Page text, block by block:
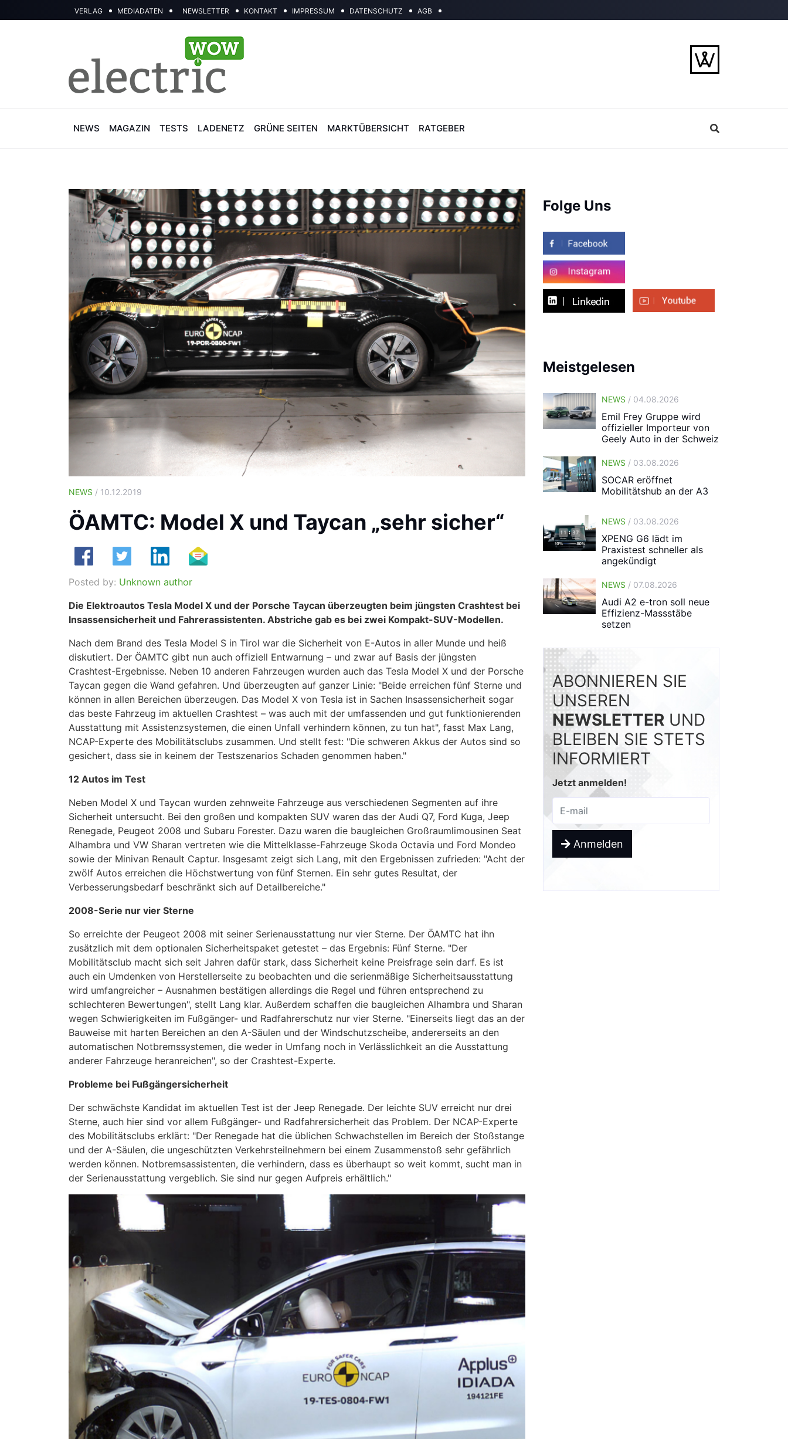
VERLAG MEDIADATEN NEWSLETTER KONTAKT IMPRESSUM DATENSCHUTZ AGB
NEWS MAGAZIN TESTS LADENETZ GRÜNE SEITEN MARKTÜBERSICHT RATGEBER
NEWS / 10.12.2019
ÖAMTC: Model X und Taycan „sehr sicher“
Posted by: Unknown author
Die Elektroautos Tesla Model X und der Porsche Taycan überzeugten beim jüngsten Crashtest bei
Insassensicherheit und Fahrerassistenten. Abstriche gab es bei zwei Kompakt-SUV-Modellen.
Nach dem Brand des Tesla Model S in Tirol war die Sicherheit von E-Autos in aller Munde und heiß
diskutiert. Der ÖAMTC gibt nun auch offiziell Entwarnung – und zwar auf Basis der jüngsten
Crashtest-Ergebnisse. Neben 10 anderen Fahrzeugen wurden auch das Tesla Model X und der Porsche
Taycan gegen die Wand gefahren. Und überzeugten auf ganzer Linie: "Beide erreichen fünf Sterne und
können in allen Bereichen überzeugen. Das Model X von Tesla ist in Sachen Insassensicherheit sogar
das beste Fahrzeug im aktuellen Crashtest – was auch mit der umfassenden und gut funktionierenden
Ausstattung mit Assistenzsystemen, die einen Unfall verhindern können, zu tun hat", fasst Max Lang,
NCAP-Experte des Mobilitätsclubs zusammen. Und stellt fest: "Die schweren Akkus der Autos sind so
gesichert, dass sie in keinem der Testszenarios Schaden genommen haben."
12 Autos im Test
Neben Model X und Taycan wurden zehnweite Fahrzeuge aus verschiedenen Segmenten auf ihre
Sicherheit untersucht. Bei den großen und kompakten SUV waren das der Audi Q7, Ford Kuga, Jeep
Renegade, Peugeot 2008 und Subaru Forester. Dazu waren die baugleichen Großraumlimousinen Seat
Alhambra und VW Sharan vertreten wie die Mittelklasse-Fahrzeuge Skoda Octavia und Ford Mondeo
sowie der Minivan Renault Captur. Insgesamt zeigt sich Lang, mit den Ergebnissen zufrieden: "Acht der
zwölf Autos erreichen die Höchstwertung von fünf Sternen. Ein sehr gutes Resultat, der
Verbesserungsbedarf beschränkt sich auf Detailbereiche."
2008-Serie nur vier Sterne
So erreichte der Peugeot 2008 mit seiner Serienausstattung nur vier Sterne. Der ÖAMTC hat ihn
zusätzlich mit dem optionalen Sicherheitspaket getestet – das Ergebnis: Fünf Sterne. "Der
Mobilitätsclub macht sich seit Jahren dafür stark, dass Sicherheit keine Preisfrage sein darf. Es ist
auch ein Umdenken von Herstellerseite zu beobachten und die serienmäßige Sicherheitsausstattung
wird umfangreicher – Ausnahmen bestätigen allerdings die Regel und führen entsprechend zu
schlechteren Bewertungen", stellt Lang klar. Außerdem schaffen die baugleichen Alhambra und Sharan
wegen Schwierigkeiten im Fußgänger- und Radfahrerschutz nur vier Sterne. "Einerseits liegt das an der
Bauweise mit harten Bereichen an den A-Säulen und der Windschutzscheibe, andererseits an den
automatischen Notbremssystemen, die weder in Umfang noch in Verlässlichkeit an die Ausstattung
anderer Fahrzeuge heranreichen", so der Crashtest-Experte.
Probleme bei Fußgängersicherheit
Der schwächste Kandidat im aktuellen Test ist der Jeep Renegade. Der leichte SUV erreicht nur drei
Sterne, auch hier sind vor allem Fußgänger- und Radfahrersicherheit das Problem. Der NCAP-Experte
des Mobilitätsclubs erklärt: "Der Renegade hat die üblichen Schwachstellen im Bereich der Stoßstange
und der A-Säulen, die ungeschützten Verkehrsteilnehmern bei einem Zusammenstoß sehr gefährlich
werden können. Notbremsassistenten, die verhindern, dass es überhaupt so weit kommt, sucht man in
der Serienausstattung vergeblich. Sie sind nur gegen Aufpreis erhältlich."
Folge Uns
Meistgelesen
NEWS / 04.08.2026
Emil Frey Gruppe wird
offizieller Importeur von
Geely Auto in der Schweiz
NEWS / 03.08.2026
SOCAR eröffnet
Mobilitätshub an der A3
NEWS / 03.08.2026
XPENG G6 lädt im
Praxistest schneller als
angekündigt
NEWS / 07.08.2026
Audi A2 e-tron soll neue
Effizienz-Massstäbe
setzen
ABONNIEREN SIE
UNSEREN
NEWSLETTER UND
BLEIBEN SIE STETS
INFORMIERT
Jetzt anmelden!
Anmelden